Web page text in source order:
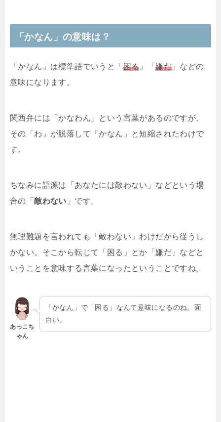
「かなん」の意味は？
「かなん」は標準語でいうと「 困る 」「嫌だ 」などの
意味になります。
関西弁には「かなわん」という言葉があるのですが、
その「わ」が脱落して「かなん」と短縮されたわけで
す。
ちなみに語源は「あなたには敵わない」などという場
合の「敵わない 」です。
無理難題を言われても「敵わない」わけだから従うし
かない。そこから転じて「困る」とか「嫌だ」などと
いうことを意味する言葉になったということですね。
あっこち
ゃん
「かなん」で「困る」なんて意味になるのね。面
白い。